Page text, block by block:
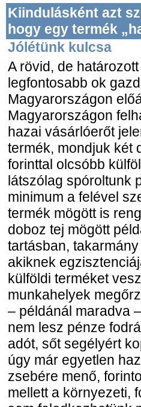
Kiindulásként azt
hogy egy termék
Jólétünk kulcsa
A rövid, de
legfontosabb ok
Magyarországon
Magyarországon
hazai vásárlóerőt
termék, mondjuk két
forinttal olcsóbb
látszólag spóroltunk
minimum a felével
termék mögött is
doboz tej mögött
tartásban,
akiknek
külföldi terméket
munkahelyek
– példánál maradva
nem lesz pénze
adót, sőt segélyért
úgy már egyetlen
zsebére menő,
mellett a környezeti,